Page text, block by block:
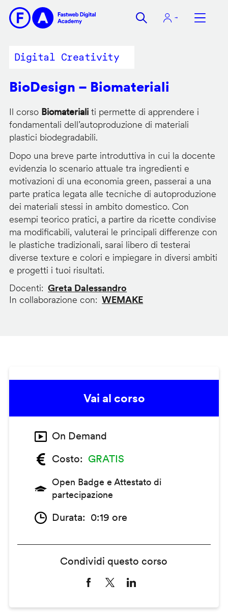
contenuto
Digital Creativity
BioDesign – Biomateriali
Il corso Biomaterialiti permette di apprendere i
fondamentali dell’autoproduzione di materiali
plastici biodegradabili.
Dopo una breve parte introduttiva in cui la docente
evidenzia lo scenario attuale tra ingredienti e
motivazioni di una economia green, passerai a una
parte pratica legata alle tecniche di autoproduzione
dei materiali stessi in ambito domestico. Con
esempi teorico pratici, a partire da ricette condivise
ma modificabili, valuterai le principali differenze con
le plastiche tradizionali, sarai libero di testerai
diverse texture e colori e impiegare in diversi ambiti
e progetti i tuoi risultati.
Docenti
Greta Dalessandro
In collaborazione con
WEMAKE
Vai al corso
On Demand
Costo
GRATIS
Open Badge e Attestato di
partecipazione
Durata 0:19 ore
Condividi questo corso